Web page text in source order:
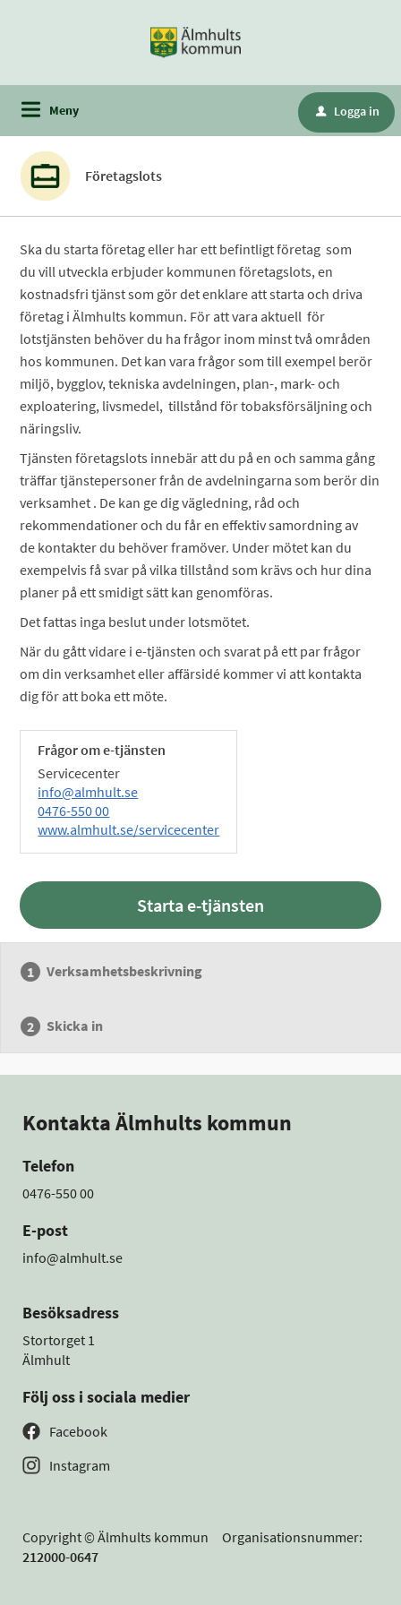
Meny u Logga in
Företagslots
Ska du starta företag eller har ett befintligt företag som
du vill utveckla erbjuder kommunen företagslots, en
kostnadsfri tjänst som gör det enklare att starta och driva
företag i Älmhults kommun. För att vara aktuell för
lotstjänsten behöver du ha frågor inom minst två områden
hos kommunen. Det kan vara frågor som till exempel berör
miljö, bygglov, tekniska avdelningen, plan-, mark- och
exploatering, livsmedel, tillstånd för tobaksförsäljning och
näringsliv.
Tjänsten företagslots innebär att du på en och samma gång
träffar tjänstepersoner från de avdelningarna som berör din
verksamhet . De kan ge dig vägledning, råd och
rekommendationer och du får en effektiv samordning av
de kontakter du behöver framöver. Under mötet kan du
exempelvis få svar på vilka tillstånd som krävs och hur dina
planer på ett smidigt sätt kan genomföras.
Det fattas inga beslut under lotsmötet.
När du gått vidare i e-tjänsten och svarat på ett par frågor
om din verksamhet eller affärsidé kommer vi att kontakta
dig för att boka ett möte.
Frågor om e-tjänsten
Servicecenter
info@almhult.se
0476-550 00
www.almhult.se/servicecenter
Starta e-tjänsten
Verksamhetsbeskrivning
Skicka in
Kontakta Älmhults kommun
Telefon
0476-550 00
E-post
info@almhult.se
Besöksadress
Stortorget 1
Älmhult
Följ oss i sociala medier
Facebook
Instagram
Copyright © Älmhults kommun Organisationsnummer:
212000-0647